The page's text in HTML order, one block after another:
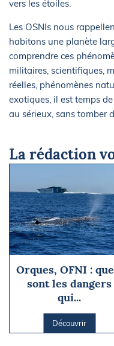
vers les étoiles.
Les OSNIs nous
habitons une planète
comprendre ces
militaires, scientifiques,
réelles, phénomènes
exotiques, il est temps
au sérieux, sans tomber
La rédaction
Orques, OFNI :
sont les dangers
qui...
Découvrir